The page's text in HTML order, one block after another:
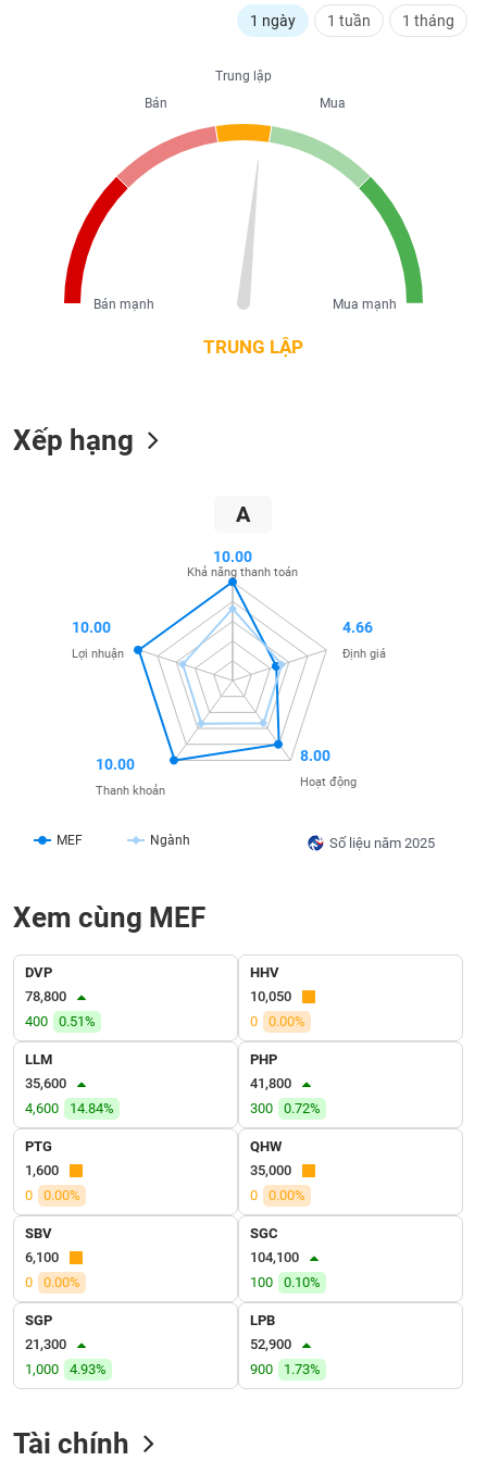
1 ngày 1 tuần 1 tháng
TRUNG LẬP
Trung lập
Mua
Mua mạnh
Bán
Bán mạnh
Xếp hạng
A
Số liệu năm 2025
MEF Ngành
10.00
Khả năng thanh toán
4.66
Định giá
8.00
Hoạt động
10.00
Thanh khoản
10.00
Lợi nhuận
Xem cùng MEF
DVP
78,800
400
0.51%
HHV
10,050
0
0.00%
LLM
35,600
4,600
14.84%
PHP
41,800
300
0.72%
PTG
1,600
0
0.00%
QHW
35,000
0
0.00%
SBV
6,100
0
0.00%
SGC
104,100
100
0.10%
SGP
21,300
1,000
4.93%
LPB
52,900
900
1.73%
Tài chính
TIÊU
TIN
DỊCH
VỤ
TRUYỀN
THÔNG
BẤT
ĐỘNG
SẢN
Mã
chứng